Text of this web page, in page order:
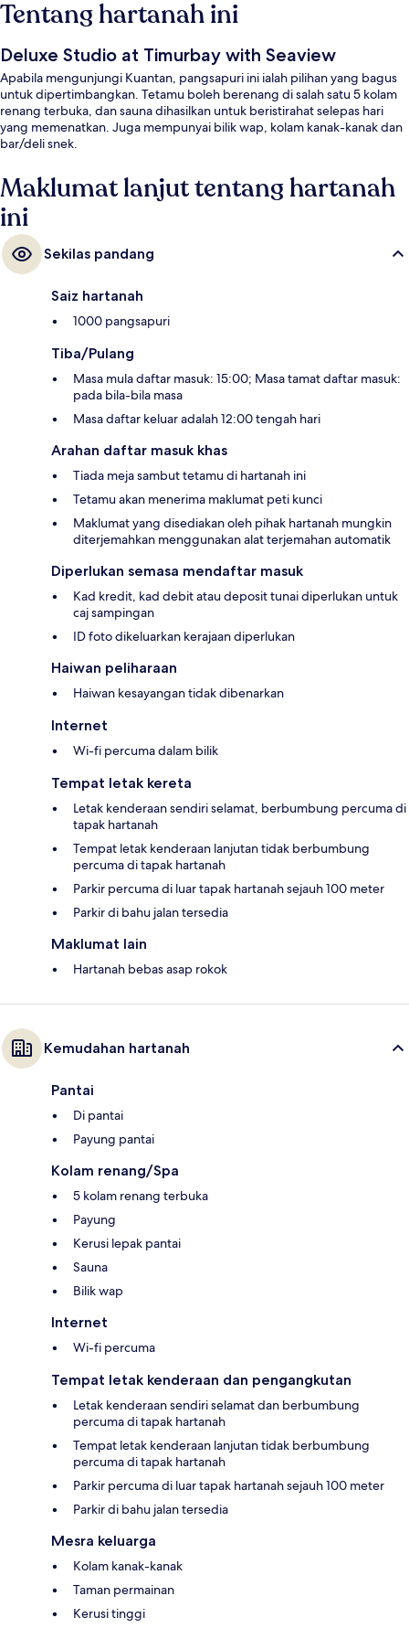
Tentang hartanah ini
Deluxe Studio at Timurbay with Seaview
Apabila mengunjungi Kuantan, pangsapuri ini ialah pilihan yang bagus
untuk dipertimbangkan. Tetamu boleh berenang di salah satu 5 kolam
renang terbuka, dan sauna dihasilkan untuk beristirahat selepas hari
yang memenatkan. Juga mempunyai bilik wap, kolam kanak-kanak dan
bar/deli snek.
Maklumat lanjut tentang hartanah
ini
Sekilas pandang
Saiz hartanah
1000 pangsapuri
Tiba/Pulang
Masa mula daftar masuk: 15:00; Masa tamat daftar masuk:
pada bila-bila masa
Masa daftar keluar adalah 12:00 tengah hari
Arahan daftar masuk khas
Tiada meja sambut tetamu di hartanah ini
Tetamu akan menerima maklumat peti kunci
Maklumat yang disediakan oleh pihak hartanah mungkin
diterjemahkan menggunakan alat terjemahan automatik
Diperlukan semasa mendaftar masuk
Kad kredit, kad debit atau deposit tunai diperlukan untuk
caj sampingan
ID foto dikeluarkan kerajaan diperlukan
Haiwan peliharaan
Haiwan kesayangan tidak dibenarkan
Internet
Wi-fi percuma dalam bilik
Tempat letak kereta
Letak kenderaan sendiri selamat, berbumbung percuma di
tapak hartanah
Tempat letak kenderaan lanjutan tidak berbumbung
percuma di tapak hartanah
Parkir percuma di luar tapak hartanah sejauh 100 meter
Parkir di bahu jalan tersedia
Maklumat lain
Hartanah bebas asap rokok
Kemudahan hartanah
Pantai
Di pantai
Payung pantai
Kolam renang/Spa
5 kolam renang terbuka
Payung
Kerusi lepak pantai
Sauna
Bilik wap
Internet
Wi-fi percuma
Tempat letak kenderaan dan pengangkutan
Letak kenderaan sendiri selamat dan berbumbung
percuma di tapak hartanah
Tempat letak kenderaan lanjutan tidak berbumbung
percuma di tapak hartanah
Parkir percuma di luar tapak hartanah sejauh 100 meter
Parkir di bahu jalan tersedia
Mesra keluarga
Kolam kanak-kanak
Taman permainan
Kerusi tinggi